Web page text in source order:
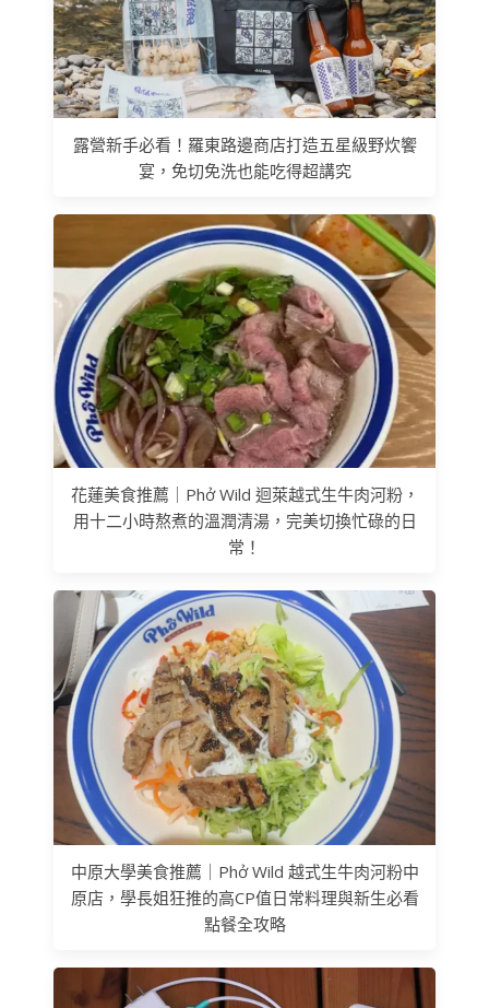
露營新手必看！羅東路邊商店打造五星級野炊饗
宴，免切免洗也能吃得超講究
花蓮美食推薦｜Phở Wild 迴萊越式生牛肉河粉，
用十二小時熬煮的溫潤清湯，完美切換忙碌的日
常！
中原大學美食推薦｜Phở Wild 越式生牛肉河粉中
原店，學長姐狂推的高CP值日常料理與新生必看
點餐全攻略